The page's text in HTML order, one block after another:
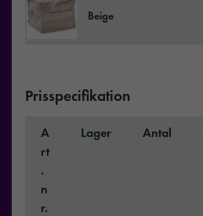
Beige
Prisspecifikation
A
rt
.
n
r.
Lager Antal